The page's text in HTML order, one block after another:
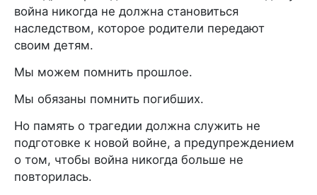
война никогда не должна становиться
наследством, которое родители передают
своим детям.
Мы можем помнить прошлое.
Мы обязаны помнить погибших.
Но память о трагедии должна служить не
подготовке к новой войне, а предупреждением
о том, чтобы война никогда больше не
повторилась.